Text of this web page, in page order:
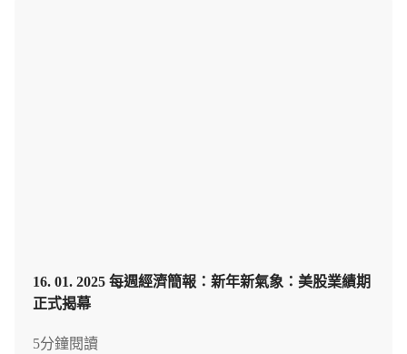
16. 01. 2025 每週經濟簡報：新年新氣象：美股業績期
正式揭幕
5分鐘閱讀